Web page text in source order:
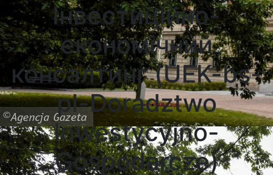
Інвестиційно-
економічний
консалтинг (UEK-bs-
pl-Doradztwo
Inwestycyjno-
Gospodarcze)